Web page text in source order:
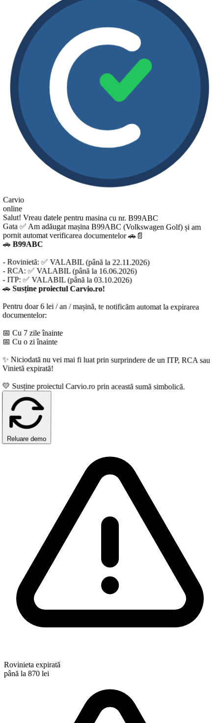
Vreau datele pentru masina cu nr. B99ABC
✅ Am adăugat mașina B99ABC (Volkswagen Golf) și am
automat verificarea documentelor 🚗📄
B99ABC
✅ VALABIL (până la 16.06.2026)
✅ VALABIL (până la 03.10.2026)
Susține proiectul Carvio.ro!
doar 6 lei / an / mașină, te notificăm automat la expirarea
Cu o zi înainte
Niciodată nu vei mai fi luat prin surprindere de un ITP, RCA sau
expirată!
Susține proiectul Carvio.ro prin această sumă simbolică.
demo
Rovinieta expirată
până la 870 lei